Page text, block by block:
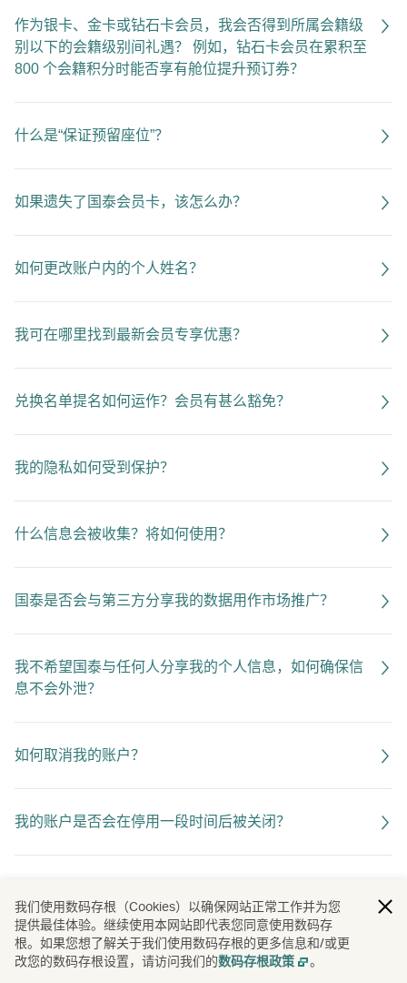
作为银卡、金卡或钻石卡会员，我会否得到所属会籍级
别以下的会籍级别间礼遇？ 例如，钻石卡会员在累积至
800 个会籍积分时能否享有舱位提升预订券？
什么是“保证预留座位”？
如果遗失了国泰会员卡，该怎么办？
如何更改账户内的个人姓名？
我可在哪里找到最新会员专享优惠？
兑换名单提名如何运作？会员有甚么豁免？
我的隐私如何受到保护？
什么信息会被收集？将如何使用？
国泰是否会与第三方分享我的数据用作市场推广？
我不希望国泰与任何人分享我的个人信息，如何确保信
息不会外泄？
如何取消我的账户？
我的账户是否会在停用一段时间后被关闭？
我如何解除国泰与开饭喇！账户的绑定？
我们使用数码存根（Cookies）以确保网站正常工作并为您
提供最佳体验。继续使用本网站即代表您同意使用数码存
根。如果您想了解关于我们使用数码存根的更多信息和/或更
改您的数码存根设置，请访问我们的数码存根政策 。